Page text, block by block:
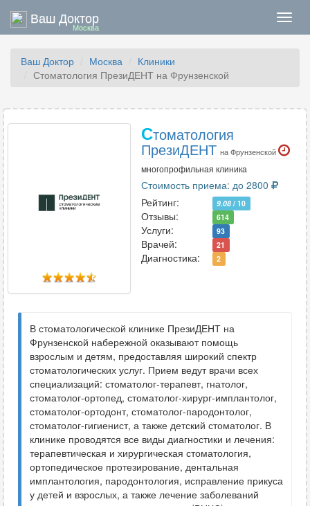
Ваш Доктор
Москва
Ваш Доктор Москва
Клиники
Стоматология ПрезиДЕНТ на Фрунзенской
Стоматология
ПрезиДЕНТ на Фрунзенской
многопрофильная клиника
Стоимость приема: до 2800
Рейтинг:
9.08 / 10
Отзывы: 614
Услуги: 93
Врачей: 21
Диагностика: 2
В стоматологической клинике ПрезиДЕНТ на
Фрунзенской набережной оказывают помощь
взрослым и детям, предоставляя широкий спектр
стоматологических услуг. Прием ведут врачи всех
специализаций: стоматолог-терапевт, гнатолог,
стоматолог-ортопед, стоматолог-хирург-имплантолог,
стоматолог-ортодонт, стоматолог-пародонтолог,
стоматолог-гигиенист, а также детский стоматолог. В
клинике проводятся все виды диагностики и лечения:
терапевтическая и хирургическая стоматология,
ортопедическое протезирование, дентальная
имплантология, пародонтология, исправление прикуса
у детей и взрослых, а также лечение заболеваний